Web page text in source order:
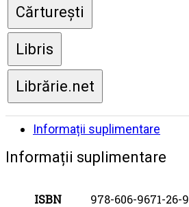
Cărturești
Libris
Librărie.net
Informații suplimentare
Informații suplimentare
ISBN 978-606-9671-26-9